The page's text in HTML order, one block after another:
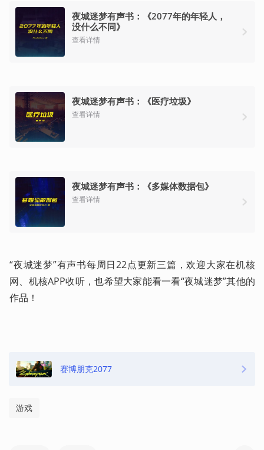
夜城迷梦有声书：《2077年的年轻人，
没什么不同》
查看详情
夜城迷梦有声书：《医疗垃圾》
查看详情
夜城迷梦有声书：《多媒体数据包》
查看详情
“夜城迷梦”有声书每周日22点更新三篇，欢迎大家在机核
网、机核APP收听，也希望大家能看一看“夜城迷梦”其他的
作品！
赛博朋克2077
游戏